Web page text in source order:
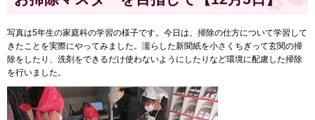
写真は5年生の家庭科の学習の様子です。今日は、掃除の仕方について学習して
きたことを実際にやってみました。濡らした新聞紙を小さくちぎって玄関の掃
除をしたり、洗剤をできるだけ使わないようにしたりなど環境に配慮した掃除
を行いました。